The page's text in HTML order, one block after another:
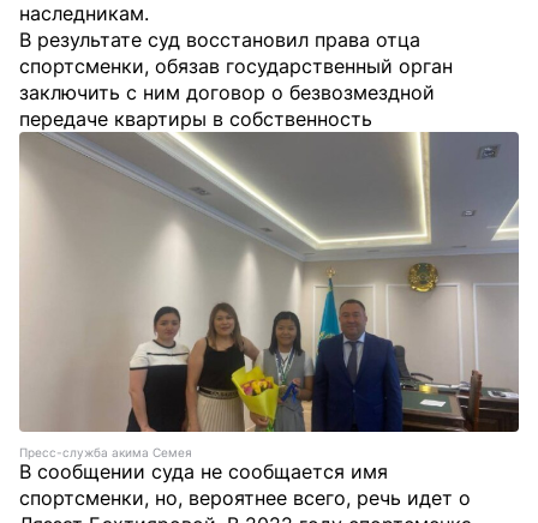
наследникам.
В результате суд восстановил права отца
спортсменки, обязав государственный орган
заключить с ним договор о безвозмездной
передаче квартиры в собственность
Пресс-служба акима Семея
В сообщении суда не сообщается имя
спортсменки, но, вероятнее всего, речь идет о